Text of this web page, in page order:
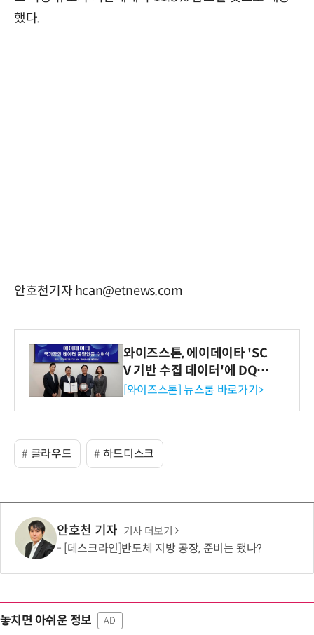
했다.
안호천기자 hcan@etnews.com
와이즈스톤, 에이데이타 'SC
V 기반 수집 데이터'에 DQ인
증 최고 등급 수여
[와이즈스톤] 뉴스룸 바로가기>
클라우드 하드디스크
안호천 기자 기사 더보기
[데스크라인]반도체 지방 공장, 준비는 됐나?
놓치면 아쉬운 정보 AD